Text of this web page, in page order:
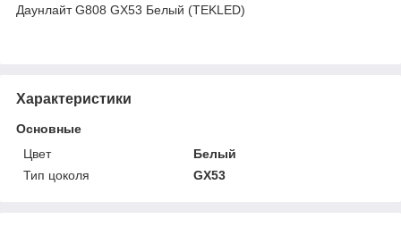
Даунлайт G808 GX53 Белый (TEKLED)
Характеристики
Основные
Цвет
Белый
Тип цоколя
GX53